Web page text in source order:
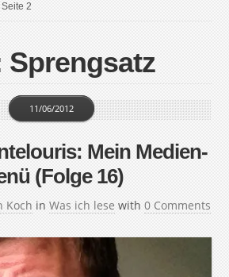
Seite 2
Sprengsatz
Mein Medien-
(Folge 16)
Koch
11/06/2012
in Was ich lese with 0 Comments